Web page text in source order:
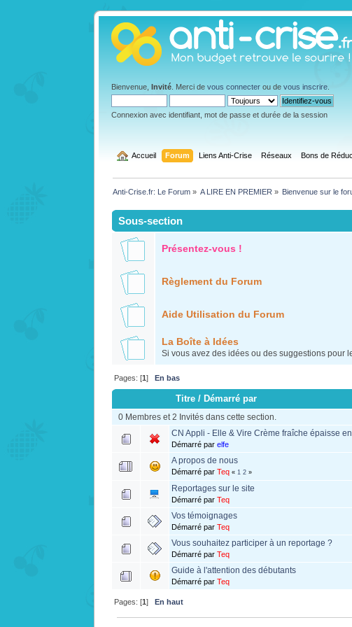
Bienvenue,Invité . Merci devous connecter ou devous inscrire
Connexion avec identifiant, mot de passe et durée de la session
Accueil Forum Liens Anti-Crise Réseaux Bons de
Anti-Crise.fr: Le Forum» A LIRE EN PREMIER » Bienvenue sur le
Sous-section
Présentez-vous !
Règlement du Forum
Aide Utilisation du Forum
La Boîte à Idées
Si vous avez des idées ou des suggestions pour
Pages: [1] En bas
Titre/ Démarré par
0 Membres et 2 Invités dans cette section.
CN Appli - Elle & Vire Crème fraîche épaisse
Démarré parelfe
A propos de nous
Démarré parTeq «1 2 »
Reportages sur le site
Démarré parTeq
Vos témoignages
Démarré parTeq
Vous souhaitez participer à un reportage ?
Démarré parTeq
Guide à l'attention des débutants
Démarré parTeq
Pages: [1] En haut